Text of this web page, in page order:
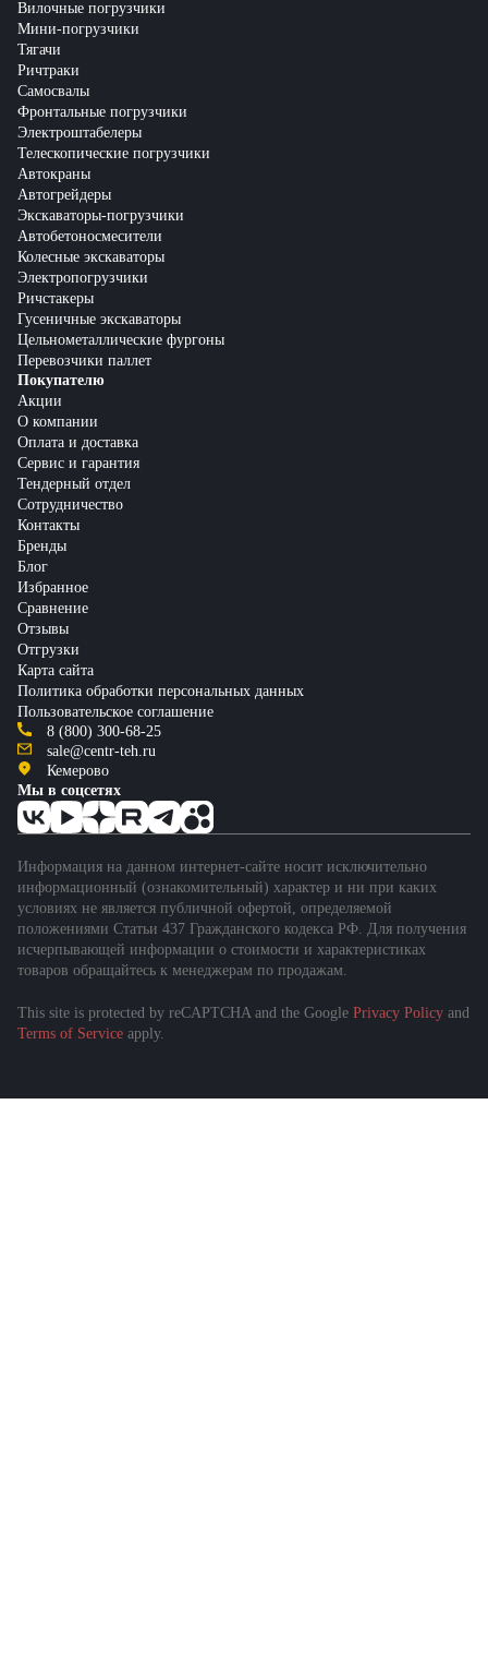
Вилочные погрузчики
Мини-погрузчики
Тягачи
Ричтраки
Самосвалы
Фронтальные погрузчики
Электроштабелеры
Телескопические погрузчики
Автокраны
Автогрейдеры
Экскаваторы-погрузчики
Автобетоносмесители
Колесные экскаваторы
Электропогрузчики
Ричстакеры
Гусеничные экскаваторы
Цельнометаллические фургоны
Перевозчики паллет
Покупателю
Акции
О компании
Оплата и доставка
Сервис и гарантия
Тендерный отдел
Сотрудничество
Контакты
Бренды
Блог
Избранное
Сравнение
Отзывы
Отгрузки
Карта сайта
Политика обработки персональных данных
Пользовательское соглашение
8 (800) 300-68-25
sale@centr-teh.ru
Кемерово
Мы в соцсетях
Информация на данном интернет-сайте носит исключительно
информационный (ознакомительный) характер и ни при каких
условиях не является публичной офертой, определяемой
положениями Статьи 437 Гражданского кодекса РФ. Для получения
исчерпывающей информации о стоимости и характеристиках
товаров обращайтесь к менеджерам по продажам.
This site is protected by reCAPTCHA and the Google Privacy Policy and
Terms of Service apply.